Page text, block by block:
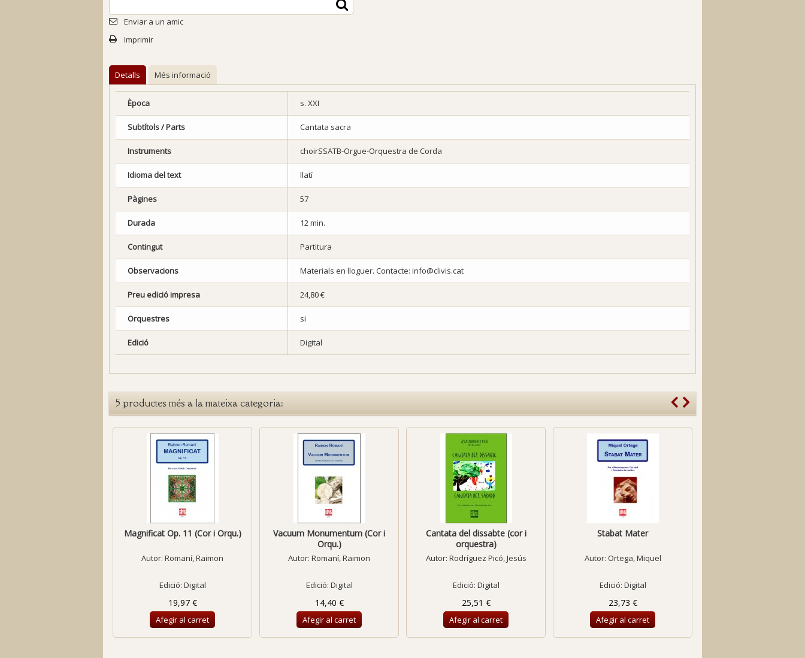
Enviar a un amic
Imprimir
Detalls Més informació
Època s. XXI
Subtítols / Parts Cantata sacra
Instruments choirSSATB-Orgue-Orquestra de Corda
Idioma del text llatí
Pàgines 57
Durada 12 min.
Contingut Partitura
Observacions Materials en lloguer. Contacte: info@clivis.cat
Preu edició impresa 24,80 €
Orquestres si
Edició Digital
5 productes més a la mateixa categoria:
Magnificat Op. 11 (Cor i Orqu.)
Autor: Romaní, Raimon
Edició: Digital
19,97 €
Afegir al carret
Vacuum Monumentum (Cor i
Orqu.)
Autor: Romaní, Raimon
Edició: Digital
14,40 €
Afegir al carret
Cantata del dissabte (cor i
orquestra)
Autor: Rodríguez Picó, Jesús
Edició: Digital
25,51 €
Afegir al carret
Stabat Mater
Autor: Ortega, Miquel
Edició: Digital
23,73 €
Afegir al carret